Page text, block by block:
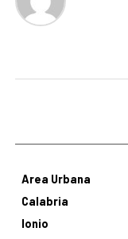
Area Urbana
Calabria
Ionio